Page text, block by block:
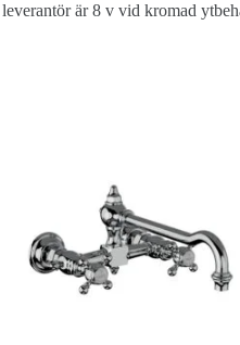
är 8 v vid kromad